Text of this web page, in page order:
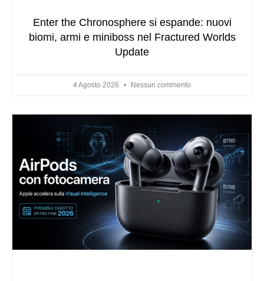
Enter the Chronosphere si espande: nuovi
biomi, armi e miniboss nel Fractured Worlds
Update
4 Agosto 2026 Nessun commento